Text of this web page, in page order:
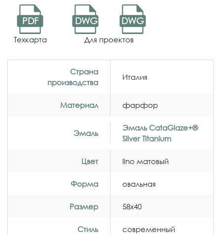
PDF
Техкарта
DWG DWG
Для проектов
Страна
производства
Италия
Материал фарфор
Эмаль
Эмаль CataGlaze+®
Silver Titanium
Цвет lino матовый
Форма овальная
Размер 58x40
Стиль современный